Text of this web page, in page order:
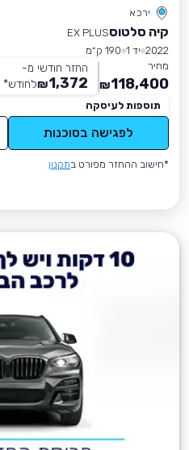
ירכא
קיה סלטוסEX PLUS
2022 יד 1
190 ק״מ
מחיר
118,400
₪
החזר חודשי מ-
1,372
₪לחודש*
תוספות לעיסקה
לפגישה בסוכנות
*חישוב ההחזר מפורט בתקנון